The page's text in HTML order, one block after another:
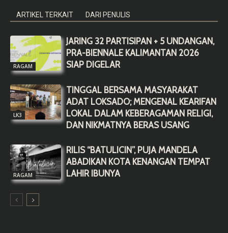
ARTIKEL TERKAIT DARI PENULIS
RAGAM
JARING 32 PARTISIPAN + 5 UNDANGAN,
PRA-BIENNALE KALIMANTAN 2026
SIAP DIGELAR
LK3
TINGGAL BERSAMA MASYARAKAT
ADAT LOKSADO; MENGENAL KEARIFAN
LOKAL DALAM KEBERAGAMAN RELIGI,
DAN NIKMATNYA BERAS USANG
RAGAM
RILIS “BATULICIN”, PUJA MANDELA
ABADIKAN KOTA KENANGAN TEMPAT
LAHIR IBUNYA